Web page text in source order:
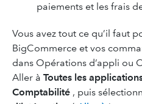
paiements et les frais
Vous avez tout ce qu’il faut
BigCommerce et vos
dans Opérations d’appli ou
Aller à Toutes les
Comptabilité , puis